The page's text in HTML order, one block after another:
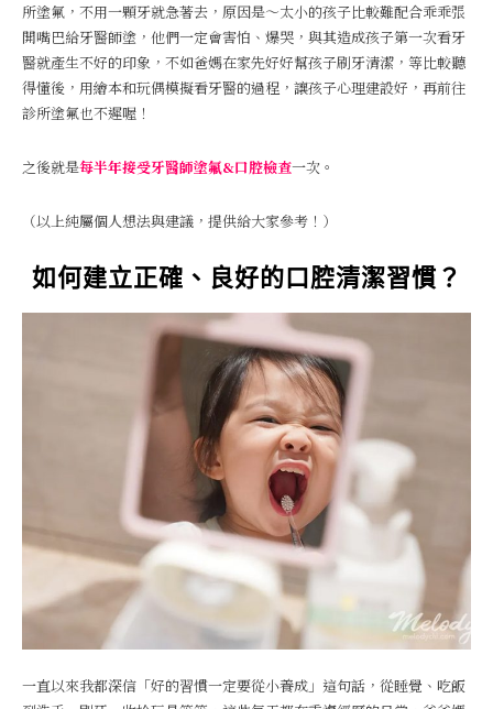
所塗氟，不用一顆牙就急著去，原因是～太小的孩子比較難配合乖乖張
開嘴巴給牙醫師塗，他們一定會害怕、爆哭，與其造成孩子第一次看牙
醫就產生不好的印象，不如爸媽在家先好好幫孩子刷牙清潔，等比較聽
得懂後，用繪本和玩偶模擬看牙醫的過程，讓孩子心理建設好，再前往
診所塗氟也不遲喔！
之後就是每半年接受牙醫師塗氟&口腔檢查一次。
（以上純屬個人想法與建議，提供給大家參考！）
如何建立正確、良好的口腔清潔習慣？
一直以來我都深信「好的習慣一定要從小養成」這句話，從睡覺、吃飯